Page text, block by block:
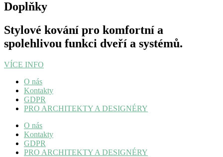
Doplňky
Stylové kování pro komfortní a
spolehlivou funkci dveří a systémů.
VÍCE INFO
O nás
Kontakty
GDPR
PRO ARCHITEKTY A DESIGNÉRY
O nás
Kontakty
GDPR
PRO ARCHITEKTY A DESIGNÉRY